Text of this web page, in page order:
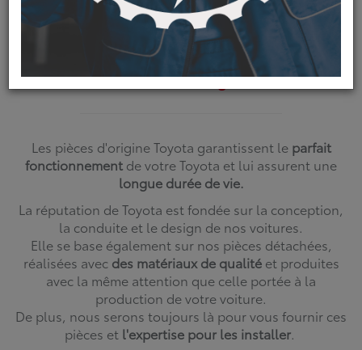
Pièces automobile et accessoires
véhicules
TOYOTA Aubagne
Les pièces d'origine Toyota garantissent le parfait
fonctionnement de votre Toyota et lui assurent une
longue durée de vie.
La réputation de Toyota est fondée sur la conception,
la conduite et le design de nos voitures.
Elle se base également sur nos pièces détachées,
réalisées avec des matériaux de qualitéet produites
avec la même attention que celle portée à la
production de votre voiture.
De plus, nous serons toujours là pour vous fournir ces
pièces et l'expertise pour les installer.